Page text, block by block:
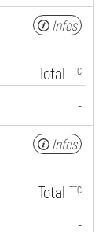
Infos
Total TTC
-
Infos
Total TTC
-